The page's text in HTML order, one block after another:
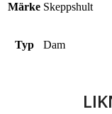
Märke Skeppshult
Typ Dam